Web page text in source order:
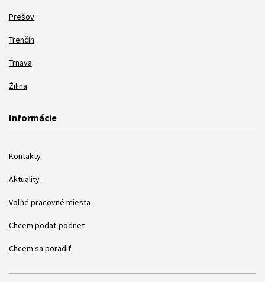
Prešov
Trenčín
Trnava
Žilina
Informácie
Kontakty
Aktuality
Voľné pracovné miesta
Chcem podať podnet
Chcem sa poradiť